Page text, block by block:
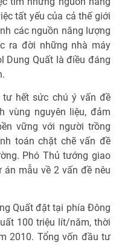
tất yếu của cả thế giới
các nguồn năng lượng
ra đời những nhà máy
Dung Quất là điều đáng
hết sức chú ý vấn đề
vùng nguyên liệu, đảm
vững với người trồng
toán chặt chẽ vấn đề
Phó Thủ tướng giao
mẫu về 2 vấn đề nêu
Quất đặt tại phía Đông
100 triệu lít/năm, thời
2010. Tổng vốn đầu tư